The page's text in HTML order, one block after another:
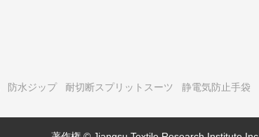
防水ジップ 耐切断スプリットスーツ 静電気防止手袋